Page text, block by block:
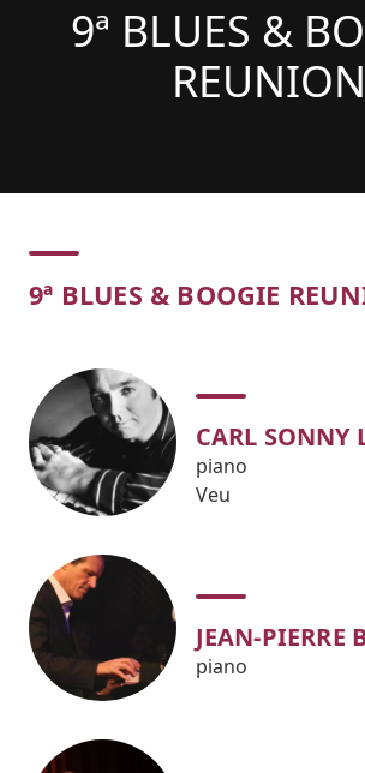
9ª BLUES &
REUNION
Concert
9ª BLUES & BOOGIE
CARL SONNY
piano
Veu
JEAN-PIERRE
piano